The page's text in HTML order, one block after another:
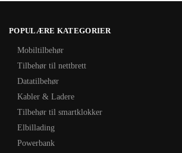
POPULÆRE KATEGORIER
Mobiltilbehør
Tilbehør til nettbrett
Datatilbehør
Kabler & Ladere
Tilbehør til smartklokker
Elbillading
Powerbank